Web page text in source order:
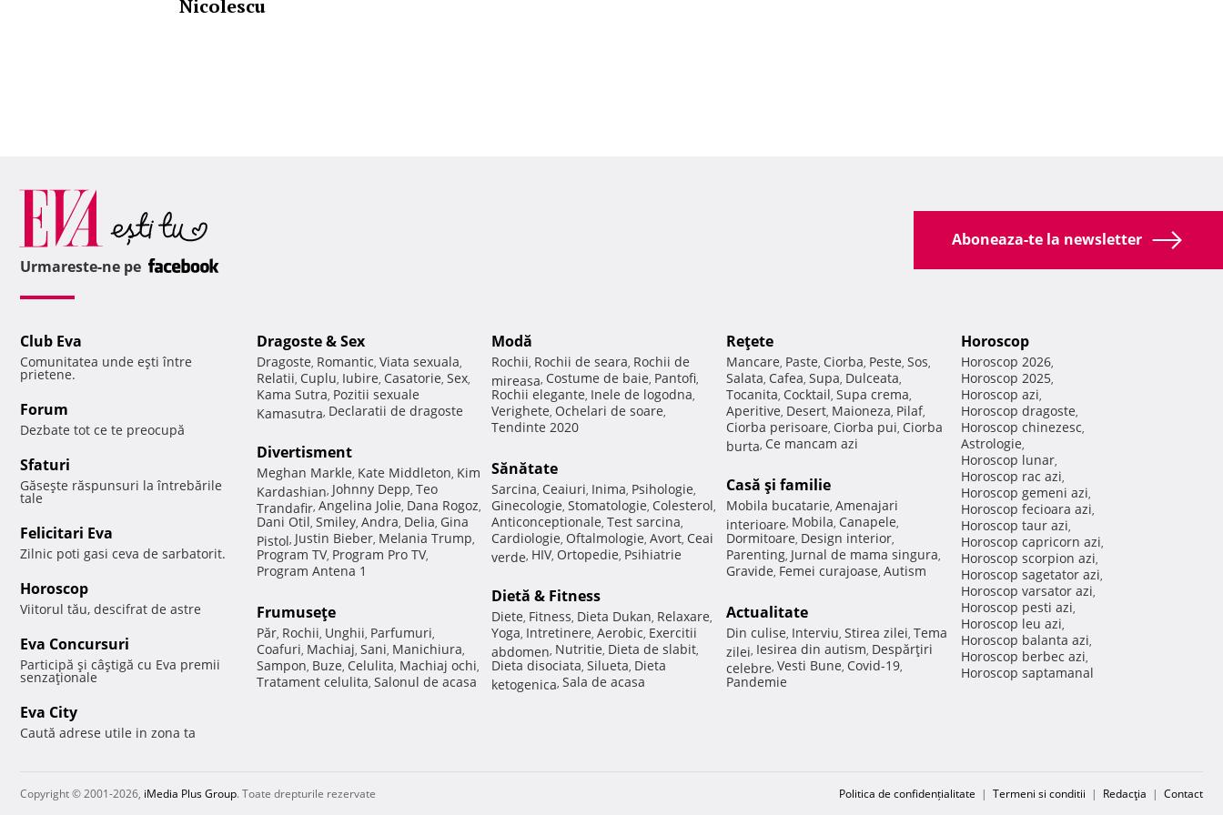
Nicolescu
Aboneaza-te la newsletter
Urmareste-ne pe
Club Eva
Comunitatea unde eşti între
prietene.
Forum
Dezbate tot ce te preocupă
Sfaturi
Găseşte răspunsuri la întrebările
tale
Felicitari Eva
Zilnic poti gasi ceva de sarbatorit.
Horoscop
Viitorul tău, descifrat de astre
Eva Concursuri
Participă şi câştigă cu Eva premii
senzaţionale
Eva City
Caută adrese utile in zona ta
Dragoste & Sex
Dragoste, Romantic, Viata sexuala,
Relatii, Cuplu, Iubire, Casatorie, Sex,
Kama Sutra, Pozitii sexuale
Kamasutra, Declaratii de dragoste
Divertisment
Meghan Markle, Kate Middleton, Kim
Kardashian, Johnny Depp, Teo
Trandafir, Angelina Jolie, Dana Rogoz,
Dani Otil, Smiley, Andra, Delia, Gina
Pistol, Justin Bieber, Melania Trump,
Program TV, Program Pro TV,
Program Antena 1
Frumuseţe
Păr, Rochii, Unghii, Parfumuri,
Coafuri, Machiaj, Sani, Manichiura,
Sampon, Buze, Celulita, Machiaj ochi,
Tratament celulita, Salonul de acasa
Modă
Rochii, Rochii de seara, Rochii de
mireasa, Costume de baie, Pantofi,
Rochii elegante, Inele de logodna,
Verighete, Ochelari de soare,
Tendinte 2020
Sănătate
Sarcina, Ceaiuri, Inima, Psihologie,
Ginecologie, Stomatologie, Colesterol,
Anticonceptionale, Test sarcina,
Cardiologie, Oftalmologie, Avort, Ceai
verde, HIV, Ortopedie, Psihiatrie
Dietă & Fitness
Diete, Fitness, Dieta Dukan, Relaxare,
Yoga, Intretinere, Aerobic, Exercitii
abdomen, Nutritie, Dieta de slabit,
Dieta disociata, Silueta, Dieta
ketogenica, Sala de acasa
Reţete
Mancare, Paste, Ciorba, Peste, Sos,
Salata, Cafea, Supa, Dulceata,
Tocanita, Cocktail, Supa crema,
Aperitive, Desert, Maioneza, Pilaf,
Ciorba perisoare, Ciorba pui, Ciorba
burta, Ce mancam azi
Casă şi familie
Mobila bucatarie, Amenajari
interioare, Mobila, Canapele,
Dormitoare, Design interior,
Parenting, Jurnal de mama singura,
Gravide, Femei curajoase, Autism
Actualitate
Din culise, Interviu, Stirea zilei, Tema
zilei, Iesirea din autism, Despărţiri
celebre, Vesti Bune, Covid-19,
Pandemie
Horoscop
Horoscop 2026,
Horoscop 2025,
Horoscop azi,
Horoscop dragoste,
Horoscop chinezesc,
Astrologie,
Horoscop lunar,
Horoscop rac azi,
Horoscop gemeni azi,
Horoscop fecioara azi,
Horoscop taur azi,
Horoscop capricorn azi,
Horoscop scorpion azi,
Horoscop sagetator azi,
Horoscop varsator azi,
Horoscop pesti azi,
Horoscop leu azi,
Horoscop balanta azi,
Horoscop berbec azi,
Horoscop saptamanal
Copyright © 2001-2026, iMedia Plus Group. Toate drepturile rezervate Politica de confidențialitate | Termeni si conditii | Redacţia | Contact